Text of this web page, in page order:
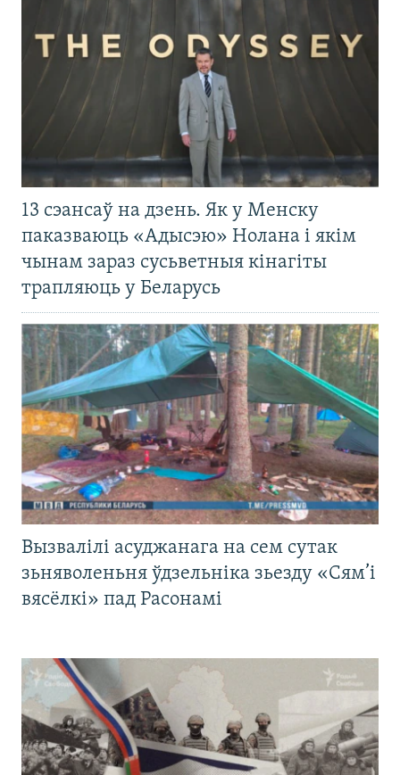
13 сэансаў на дзень. Як у Менску
паказваюць «Адысэю» Нолана і якім
чынам зараз сусьветныя кінагіты
трапляюць у Беларусь
Вызвалілі асуджанага на сем сутак
зьняволеньня ўдзельніка зьезду «Сям’і
вясёлкі» пад Расонамі